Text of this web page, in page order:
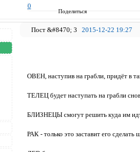
Поделиться
0
3 2015-12-22 19:27
ОВЕН, наступив на грабли, придёт в
ТЕЛЕЦ будет наступать на грабли
БЛИЗНЕЦЫ смогут решить куда им
РАК - только это заставит его сделать